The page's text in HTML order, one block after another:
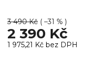
3 490 Kč ( –31 % )
2 390 Kč
1 975,21 Kč bez DPH